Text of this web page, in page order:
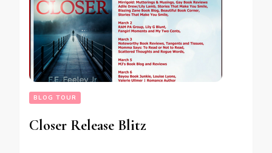
BLOG TOUR
Closer Release Blitz